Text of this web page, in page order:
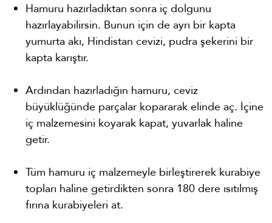
Hamuru hazırladıktan sonra iç dolgunu
hazırlayabilirsin. Bunun için de ayrı bir kapta
yumurta akı, Hindistan cevizi, pudra şekerini bir
kapta karıştır.
Ardından hazırladığın hamuru, ceviz
büyüklüğünde parçalar kopararak elinde aç. İçine
iç malzemesini koyarak kapat, yuvarlak haline
getir.
Tüm hamuru iç malzemeyle birleştirerek kurabiye
topları haline getirdikten sonra 180 dere ısıtılmış
fırına kurabiyeleri at.